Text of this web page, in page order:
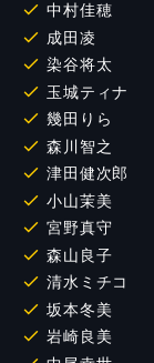
中村佳穂
成田凌
染谷将太
玉城ティナ
幾田りら
森川智之
津田健次郎
小山茉美
宮野真守
森山良子
清水ミチコ
坂本冬美
岩崎良美